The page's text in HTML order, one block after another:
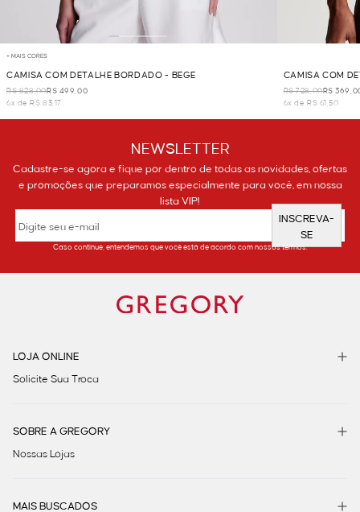
+ MAIS CORES
CAMISA COM DETALHE BORDADO - BEGE
R$ 828,00R$ 499,00
6x de R$ 83,17
CAMISA COM
R$ 728,00R$
6x de R$ 61,50
NEWSLETTER
Cadastre-se agora e fique por dentro de todas as novidades, ofertas
e promoções que preparamos especialmente para você, em nossa
lista VIP!
INSCREVA-
SE
Caso continue, entendemos que você está de acordo com nossos termos.
LOJA ONLINE
Solicite Sua Troca
SOBRE A GREGORY
Nossas Lojas
MAIS BUSCADOS